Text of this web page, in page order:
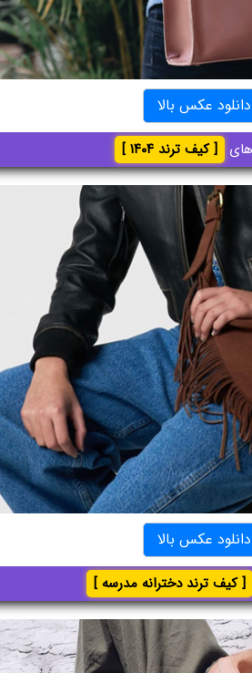
دانلود عکس بالا
[ کیف ترند ۱۴۰۴ ]
دانلود عکس بالا
[ کیف ترند دخترانه مدرسه ]